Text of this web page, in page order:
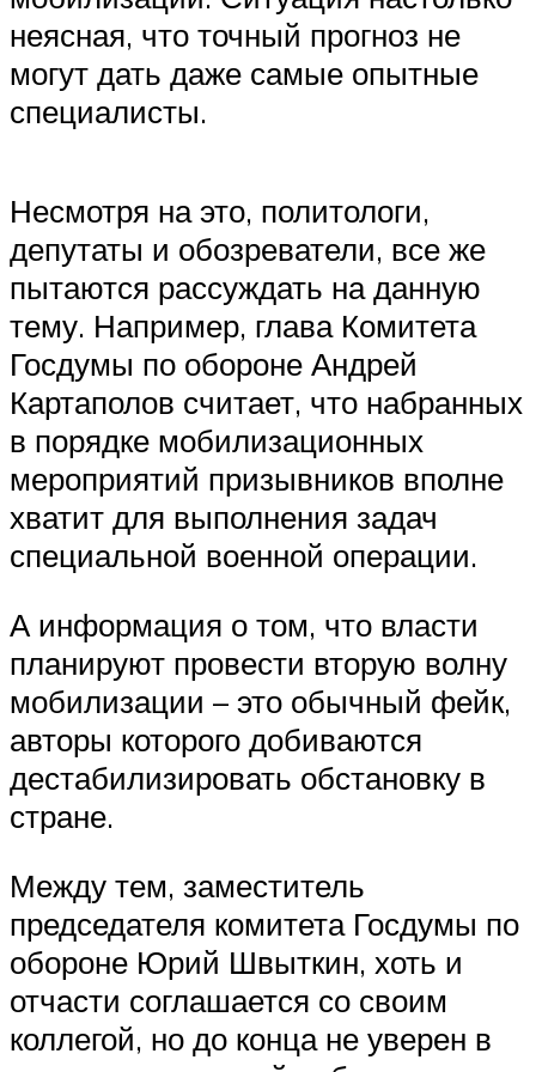
неясная, что точный прогноз не
могут дать даже самые опытные
специалисты.
Несмотря на это, политологи,
депутаты и обозреватели, все же
пытаются рассуждать на данную
тему. Например, глава Комитета
Госдумы по обороне Андрей
Картаполов считает, что набранных
в порядке мобилизационных
мероприятий призывников вполне
хватит для выполнения задач
специальной военной операции.
А информация о том, что власти
планируют провести вторую волну
мобилизации – это обычный фейк,
авторы которого добиваются
дестабилизировать обстановку в
стране.
Между тем, заместитель
председателя комитета Госдумы по
обороне Юрий Швыткин, хоть и
отчасти соглашается со своим
коллегой, но до конца не уверен в